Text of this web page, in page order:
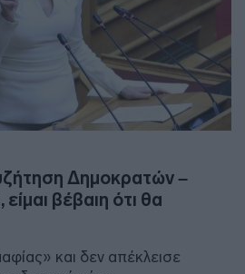
Δημοκρατών –
βέβαιη ότι θα
και δεν απέκλεισε